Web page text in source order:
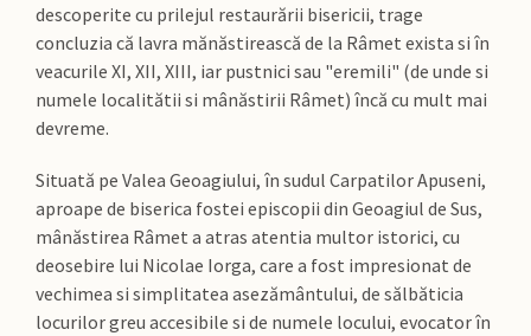
descoperite cu prilejul restaurării bisericii, trage
concluzia că lavra mănăstirească de la Râmet exista si în
veacurile XI, XII, XIII, iar pustnici sau "eremili" (de unde si
numele localitătii si mânăstirii Râmet) încă cu mult mai
devreme.
Situată pe Valea Geoagiului, în sudul Carpatilor Apuseni,
aproape de biserica fostei episcopii din Geoagiul de Sus,
mânăstirea Râmet a atras atentia multor istorici, cu
deosebire lui Nicolae Iorga, care a fost impresionat de
vechimea si simplitatea asezământului, de sălbăticia
locurilor greu accesibile si de numele locului, evocator în